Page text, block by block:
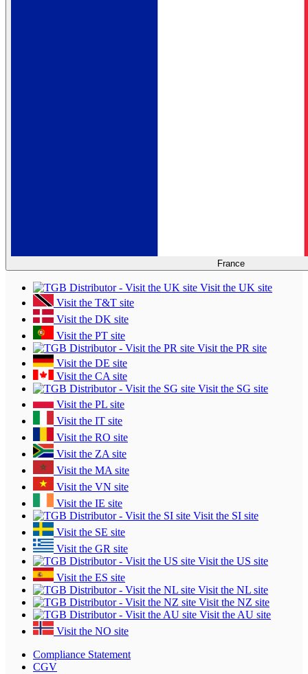
France
Visit the UK site
Visit the T&T site
Visit the DK site
Visit the PT site
Visit the PR site
Visit the DE site
Visit the CA site
Visit the SG site
Visit the PL site
Visit the IT site
Visit the RO site
Visit the ZA site
Visit the MA site
Visit the VN site
Visit the IE site
Visit the SI site
Visit the SE site
Visit the GR site
Visit the US site
Visit the ES site
Visit the NL site
Visit the NZ site
Visit the AU site
Visit the NO site
Compliance Statement
CGV